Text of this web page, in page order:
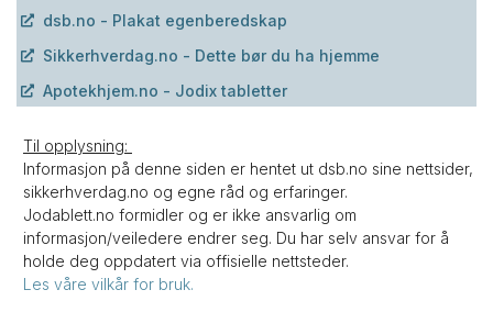
dsb.no - Plakat egenberedskap
Sikkerhverdag.no - Dette bør du ha hjemme
Apotekhjem.no - Jodix tabletter
Til opplysning:
Informasjon på denne siden er hentet ut dsb.no sine nettsider,
sikkerhverdag.no og egne råd og erfaringer.
Jodablett.no formidler og er ikke ansvarlig om
informasjon/veiledere endrer seg. Du har selv ansvar for å
holde deg oppdatert via offisielle nettsteder.
Les våre vilkår for bruk.